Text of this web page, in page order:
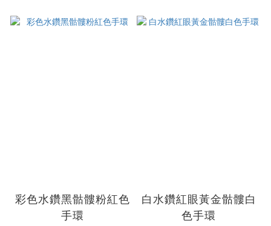
彩色水鑽黑骷髏粉紅色
手環
白水鑽紅眼黃金骷髏白
色手環